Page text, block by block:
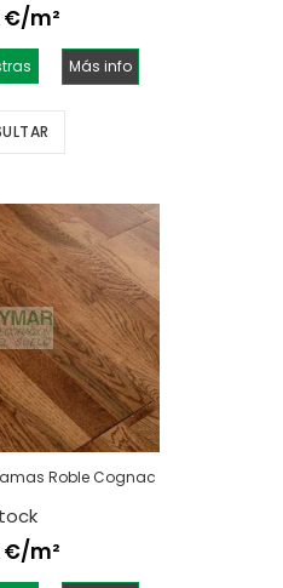
€/m²
Más info
Roble Cognac
€/m²